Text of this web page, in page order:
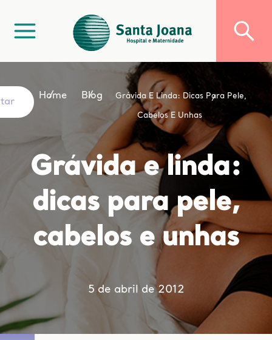
Home Blog Grávida E Linda: Dicas Para Pele,
Cabelos E Unhas
Grávida e linda:
dicas para pele,
cabelos e unhas
5 de abril de 2012